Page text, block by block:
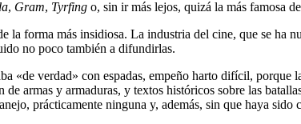
, Gram, Tyrfing o, sin ir más lejos, quizá la más famosa
forma más insidiosa. La industria del cine, que se ha
no poco también a difundirlas.
«de verdad» con espadas, empeño harto difícil, porque
armas y armaduras, y textos históricos sobre las
prácticamente ninguna y, además, sin que haya sido